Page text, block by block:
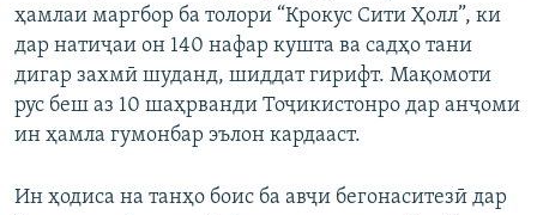
ҳамлаи маргбор ба толори “Крокус Сити Ҳолл”, ки
дар натиҷаи он 140 нафар кушта ва садҳо тани
дигар захмӣ шуданд, шиддат гирифт. Мақомоти
рус беш аз 10 шаҳрванди Тоҷикистонро дар анҷоми
ин ҳамла гумонбар эълон кардааст.
Ин ҳодиса на танҳо боис ба авҷи бегонаситезӣ дар